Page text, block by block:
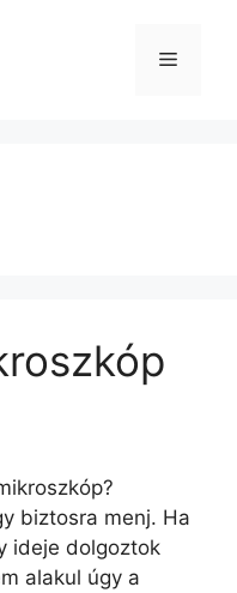
Menü
biztosra menj. Ha
ideje dolgoztok
alakul úgy a